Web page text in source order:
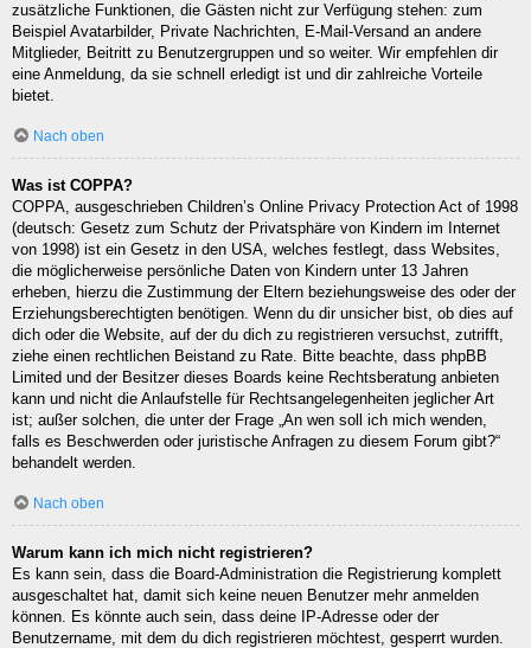
zusätzliche Funktionen, die Gästen nicht zur Verfügung stehen: zum
Beispiel Avatarbilder, Private Nachrichten, E-Mail-Versand an andere
Mitglieder, Beitritt zu Benutzergruppen und so weiter. Wir empfehlen dir
eine Anmeldung, da sie schnell erledigt ist und dir zahlreiche Vorteile
bietet.
Nach oben
Was ist COPPA?
COPPA, ausgeschrieben Children’s Online Privacy Protection Act of 1998
(deutsch: Gesetz zum Schutz der Privatsphäre von Kindern im Internet
von 1998) ist ein Gesetz in den USA, welches festlegt, dass Websites,
die möglicherweise persönliche Daten von Kindern unter 13 Jahren
erheben, hierzu die Zustimmung der Eltern beziehungsweise des oder der
Erziehungsberechtigten benötigen. Wenn du dir unsicher bist, ob dies auf
dich oder die Website, auf der du dich zu registrieren versuchst, zutrifft,
ziehe einen rechtlichen Beistand zu Rate. Bitte beachte, dass phpBB
Limited und der Besitzer dieses Boards keine Rechtsberatung anbieten
kann und nicht die Anlaufstelle für Rechtsangelegenheiten jeglicher Art
ist; außer solchen, die unter der Frage „An wen soll ich mich wenden,
falls es Beschwerden oder juristische Anfragen zu diesem Forum gibt?“
behandelt werden.
Nach oben
Warum kann ich mich nicht registrieren?
Es kann sein, dass die Board-Administration die Registrierung komplett
ausgeschaltet hat, damit sich keine neuen Benutzer mehr anmelden
können. Es könnte auch sein, dass deine IP-Adresse oder der
Benutzername, mit dem du dich registrieren möchtest, gesperrt wurden.